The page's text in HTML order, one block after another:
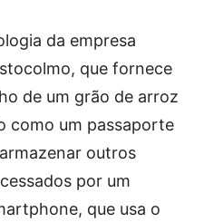
da empresa
que fornece
de um grão de arroz
como um passaporte
outros
​​por um
que usa o